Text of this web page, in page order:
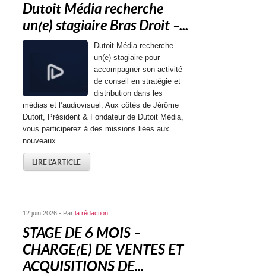
Dutoit Média recherche
un(e) stagiaire Bras Droit –...
Dutoit Média recherche
un(e) stagiaire pour
accompagner son activité
de conseil en stratégie et
distribution dans les
médias et l’audiovisuel. Aux côtés de Jérôme
Dutoit, Président & Fondateur de Dutoit Média,
vous participerez à des missions liées aux
nouveaux...
LIRE L'ARTICLE
12 juin 2026 - Par la rédaction
STAGE DE 6 MOIS –
CHARGE(E) DE VENTES ET
ACQUISITIONS DE...